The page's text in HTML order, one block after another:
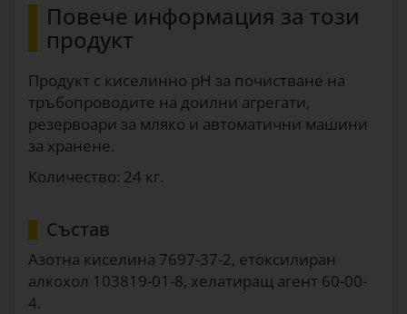
Повече информация за този
продукт
Продукт с киселинно рН за почистване на
тръбопроводите на доилни агрегати,
резервоари за мляко и автоматични машини
за хранене.
Количество: 24 кг.
Състав
Азотна киселина 7697-37-2, етоксилиран
алкохол 103819-01-8, хелатиращ агент 60-00-
4.